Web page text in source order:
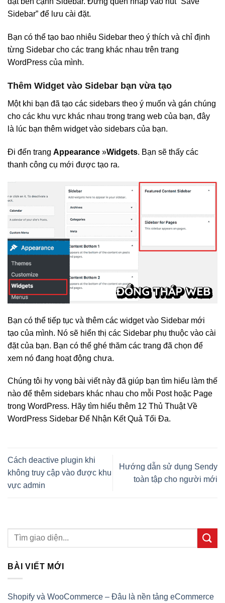
Sidebar” để lưu cài đặt.
Bạn có thể tạo bao nhiêu Sidebar theo ý thích và chỉ định
từng Sidebar cho các trang khác nhau trên trang
WordPress của mình.
Thêm Widget vào Sidebar bạn vừa tạo
Một khi bạn đã tạo các sidebars theo ý muốn và gán chúng
cho các khu vực khác nhau trong trang web của bạn, đây
là lúc bạn thêm widget vào sidebars của bạn.
Đi đến trang Appearance »Widgets. Bạn sẽ thấy các
thanh công cụ mới được tạo ra.
Bạn có thể tiếp tục và thêm các widget vào Sidebar mới
tạo của mình. Nó sẽ hiển thị các Sidebar phụ thuộc vào cài
đặt của bạn. Bạn có thể ghé thăm các trang đã chọn để
xem nó đang hoạt động chưa.
Chúng tôi hy vọng bài viết này đã giúp bạn tìm hiểu làm thế
nào để thêm sidebars khác nhau cho mỗi Post hoặc Page
trong WordPress. Hãy tìm hiểu thêm 12 Thủ Thuật Về
WordPress Sidebar Để Nhận Kết Quả Tối Đa.
Cách deactive plugin khi
không truy cập vào được khu
vực admin
Hướng dẫn sử dụng Sendy
toàn tập cho người mới
BÀI VIẾT MỚI
Shopify và WooCommerce – Đâu là nền tảng eCommerce